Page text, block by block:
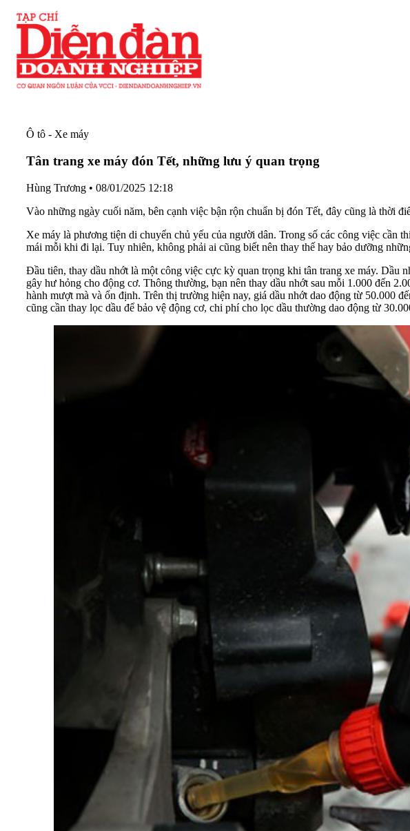
Ô tô - Xe máy
Tân trang xe máy đón Tết, những lưu ý quan trọng
Hùng Trương • 08/01/2025 12:18
Vào những ngày cuối năm, bên cạnh việc bận rộn chuẩn bị đón Tết, đây cũng là thời
Xe máy là phương tiện di chuyển chủ yếu của người dân. Trong số các công việc cần
mái mỗi khi đi lại. Tuy nhiên, không phải ai cũng biết nên thay thế hay bảo dưỡng
Đầu tiên, thay dầu nhớt là một công việc cực kỳ quan trọng khi tân trang xe máy. Dầu
gây hư hỏng cho động cơ. Thông thường, bạn nên thay dầu nhớt sau mỗi 1.000 đến
hành mượt mà và ổn định. Trên thị trường hiện nay, giá dầu nhớt dao động từ 50.000
cũng cần thay lọc dầu để bảo vệ động cơ, chi phí cho lọc dầu thường dao động từ